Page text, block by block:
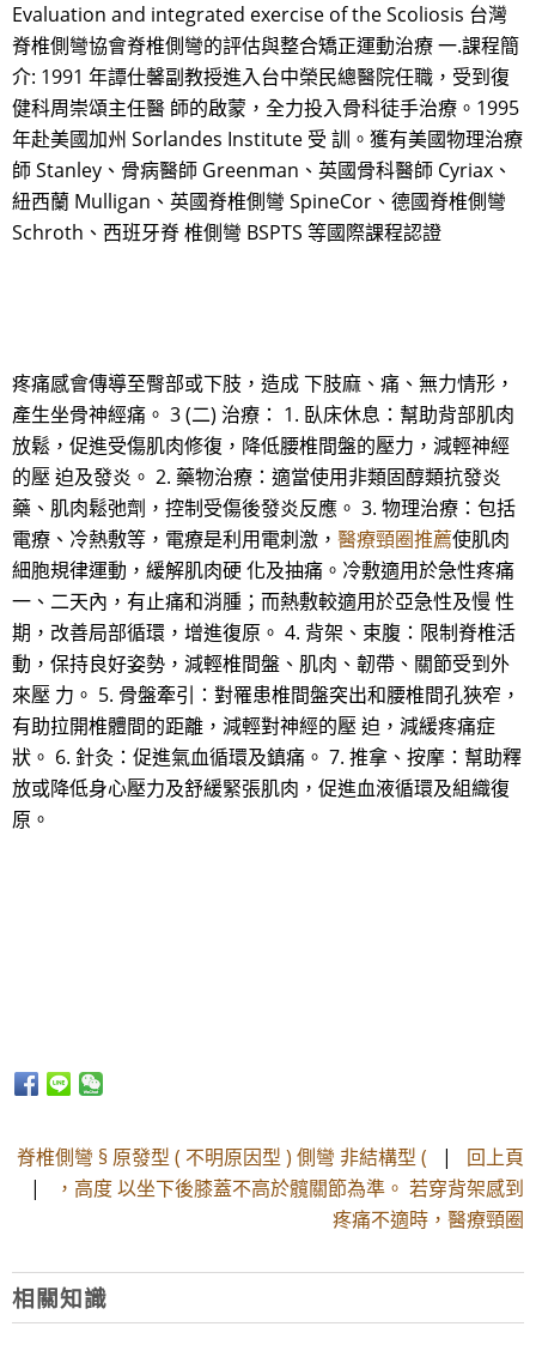
Evaluation and integrated exercise of the Scoliosis 台灣
脊椎側彎協會脊椎側彎的評估與整合矯正運動治療 一.課程簡
介: 1991 年譚仕馨副教授進入台中榮民總醫院任職，受到復
健科周崇頌主任醫 師的啟蒙，全力投入骨科徒手治療。1995
年赴美國加州 Sorlandes Institute 受 訓。獲有美國物理治療
師 Stanley、骨病醫師 Greenman、英國骨科醫師 Cyriax、
紐西蘭 Mulligan、英國脊椎側彎 SpineCor、德國脊椎側彎
Schroth、西班牙脊 椎側彎 BSPTS 等國際課程認證
疼痛感會傳導至臀部或下肢，造成 下肢麻、痛、無力情形，
產生坐骨神經痛。 3 (二) 治療： 1. 臥床休息：幫助背部肌肉
放鬆，促進受傷肌肉修復，降低腰椎間盤的壓力，減輕神經
的壓 迫及發炎。 2. 藥物治療：適當使用非類固醇類抗發炎
藥、肌肉鬆弛劑，控制受傷後發炎反應。 3. 物理治療：包括
電療、冷熱敷等，電療是利用電刺激， 醫療頸圈推薦使肌肉
細胞規律運動，緩解肌肉硬 化及抽痛。冷敷適用於急性疼痛
一、二天內，有止痛和消腫；而熱敷較適用於亞急性及慢 性
期，改善局部循環，增進復原。 4. 背架、束腹：限制脊椎活
動，保持良好姿勢，減輕椎間盤、肌肉、韌帶、關節受到外
來壓 力。 5. 骨盤牽引：對罹患椎間盤突出和腰椎間孔狹窄，
有助拉開椎體間的距離，減輕對神經的壓 迫，減緩疼痛症
狀。 6. 針灸：促進氣血循環及鎮痛。 7. 推拿、按摩：幫助釋
放或降低身心壓力及舒緩緊張肌肉，促進血液循環及組織復
原。
脊椎側彎 § 原發型 ( 不明原因型 ) 側彎 非結構型 ( | 回上頁
|
，高度 以坐下後膝蓋不高於髖關節為準。 若穿背架感到
疼痛不適時，醫療頸圈
相關知識